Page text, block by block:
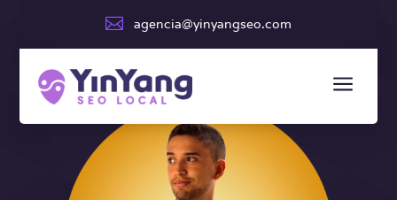
 agencia@yinyangseo.com
a